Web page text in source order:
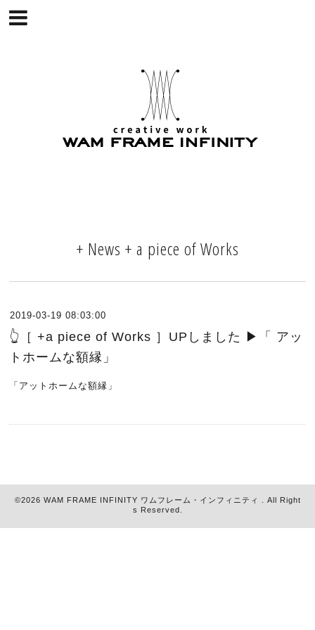
+ News + a piece of Works
2019-03-19 08:03:00
👆［ +a piece of Works ］UPしました ▶︎「 アッ
トホームな額縁」
「アットホームな額縁」
©2026 WAM FRAME INFINITY ワムフレーム・インフィニティ
. All Right
s Reserved.